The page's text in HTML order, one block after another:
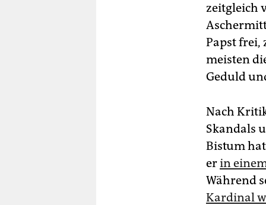
zeitgleich
Papst frei,
meisten
Geduld
Nach
Skandals
Bistum
erin
Während
Kardinal